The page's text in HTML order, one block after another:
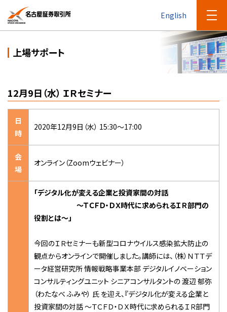
English
上場サポート
12月9日（水） ＩＲセミナー
日
時
2020年12月9日（水） 15:30～17:00
会
場
オンライン（Zoomウェビナー）
「デジタル化が変える企業と投資家間の対話
～ＴＣＦＤ・ＤＸ時代に求められるＩＲ部門の
役割とは～」
今回のＩＲセミナーも新型コロナウイルス感染拡大防止の
観点からオンラインで開催しました。講師には、（株）ＮＴＴデ
ータ経営研究所 情報戦略事業本部 デジタルイノベーション
コンサルティングユニット シニアコンサルタントの 渡辺 郁弥
（わたなべ ふみや） 氏 を迎え、『デジタル化が変える企業と
投資家間の対話 ～ＴＣＦＤ・ＤＸ時代に求められるＩＲ部門